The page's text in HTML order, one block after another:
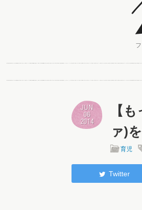
JUN
06
2014
【
ァ)
育児
Twitter